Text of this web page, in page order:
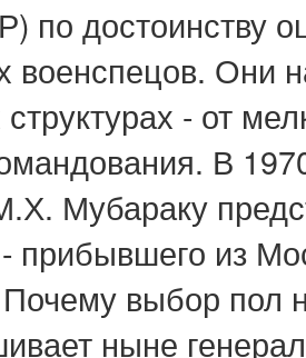
по достоинству
военспецов. Они
- от
В
Мубараку
прибывшего из
выбор пол
ныне